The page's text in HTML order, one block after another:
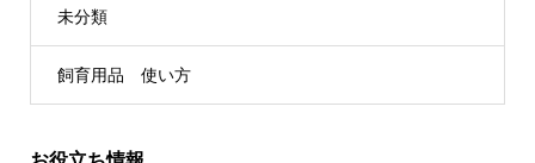
未分類
飼育用品 使い方